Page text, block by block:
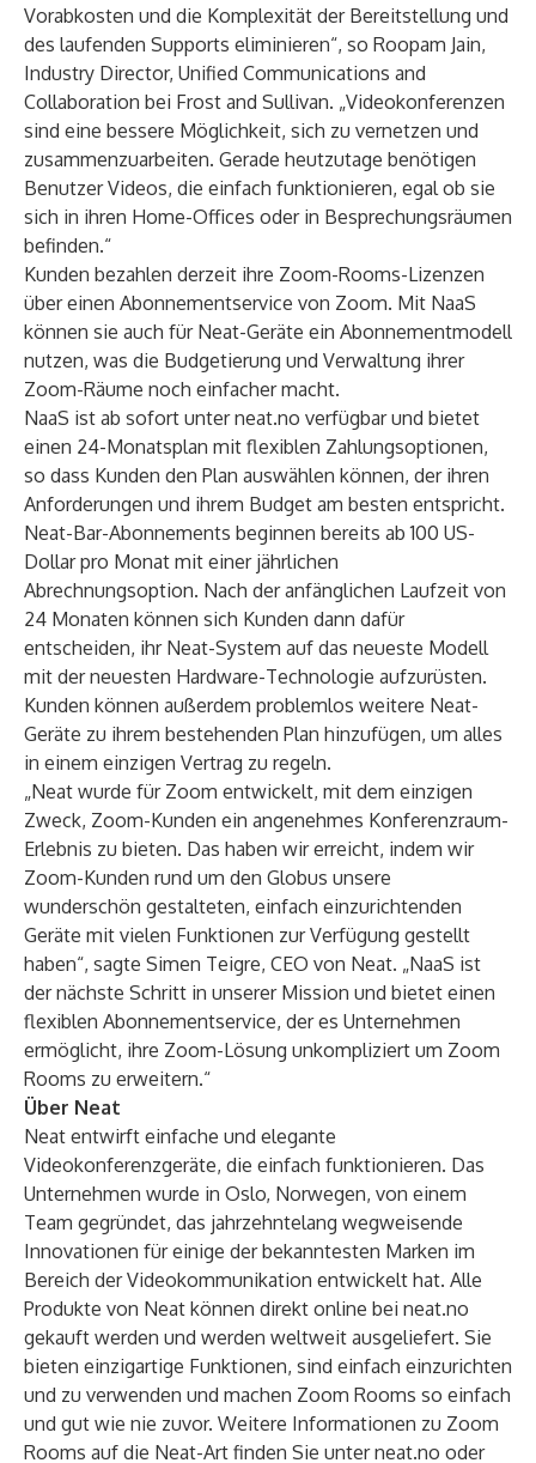
Vorabkosten und die Komplexität der Bereitstellung und
des laufenden Supports eliminieren“, so Roopam Jain,
Industry Director, Unified Communications and
Collaboration bei Frost and Sullivan. „Videokonferenzen
sind eine bessere Möglichkeit, sich zu vernetzen und
zusammenzuarbeiten. Gerade heutzutage benötigen
Benutzer Videos, die einfach funktionieren, egal ob sie
sich in ihren Home-Offices oder in Besprechungsräumen
befinden.“
Kunden bezahlen derzeit ihre Zoom-Rooms-Lizenzen
über einen Abonnementservice von Zoom. Mit NaaS
können sie auch für Neat-Geräte ein Abonnementmodell
nutzen, was die Budgetierung und Verwaltung ihrer
Zoom-Räume noch einfacher macht.
NaaS ist ab sofort unterneat.no verfügbar und bietet
einen 24-Monatsplan mit flexiblen Zahlungsoptionen,
so dass Kunden den Plan auswählen können, der ihren
Anforderungen und ihrem Budget am besten entspricht.
Neat-Bar-Abonnements beginnen bereits ab 100 US-
Dollar pro Monat mit einer jährlichen
Abrechnungsoption. Nach der anfänglichen Laufzeit von
24 Monaten können sich Kunden dann dafür
entscheiden, ihr Neat-System auf das neueste Modell
mit der neuesten Hardware-Technologie aufzurüsten.
Kunden können außerdem problemlos weitere Neat-
Geräte zu ihrem bestehenden Plan hinzufügen, um alles
in einem einzigen Vertrag zu regeln.
„Neat wurde für Zoom entwickelt, mit dem einzigen
Zweck, Zoom-Kunden ein angenehmes Konferenzraum-
Erlebnis zu bieten. Das haben wir erreicht, indem wir
Zoom-Kunden rund um den Globus unsere
wunderschön gestalteten, einfach einzurichtenden
Geräte mit vielen Funktionen zur Verfügung gestellt
haben“, sagte Simen Teigre, CEO von Neat. „NaaS ist
der nächste Schritt in unserer Mission und bietet einen
flexiblen Abonnementservice, der es Unternehmen
ermöglicht, ihre Zoom-Lösung unkompliziert um Zoom
Rooms zu erweitern.“
Über Neat
Neat entwirft einfache und elegante
Videokonferenzgeräte, die einfach funktionieren. Das
Unternehmen wurde in Oslo, Norwegen, von einem
Team gegründet, das jahrzehntelang wegweisende
Innovationen für einige der bekanntesten Marken im
Bereich der Videokommunikation entwickelt hat. Alle
Produkte von Neat können direkt online bei neat.no
gekauft werden und werden weltweit ausgeliefert. Sie
bieten einzigartige Funktionen, sind einfach einzurichten
und zu verwenden und machen Zoom Rooms so einfach
und gut wie nie zuvor. Weitere Informationen zu Zoom
Rooms auf die Neat-Art finden Sie unterneat.no oder